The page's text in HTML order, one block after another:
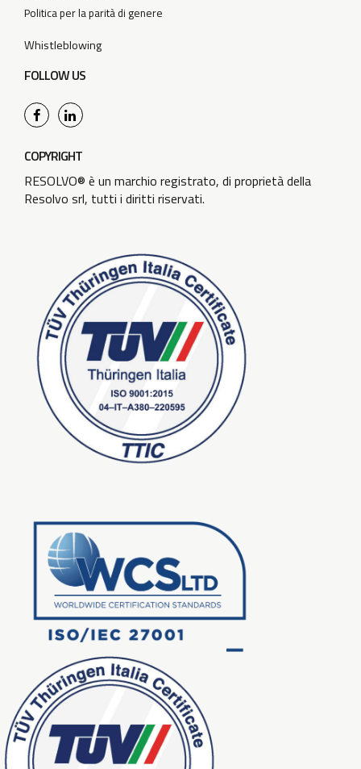
Politica per la parità di genere
Whistleblowing
FOLLOW US
COPYRIGHT
RESOLVO® è un marchio registrato, di proprietà della
Resolvo srl, tutti i diritti riservati.